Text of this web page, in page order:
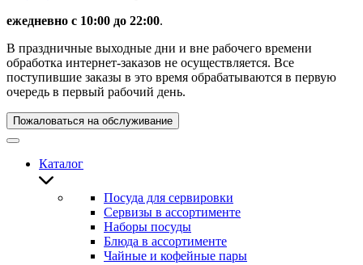
ежедневно с 10:00 до 22:00.
В праздничные выходные дни и вне рабочего времени
обработка интернет-заказов не осуществляется. Все
поступившие заказы в это время обрабатываются в первую
очередь в первый рабочий день.
Пожаловаться на обслуживание
Каталог
Посуда для сервировки
Сервизы в ассортименте
Наборы посуды
Блюда в ассортименте
Чайные и кофейные пары